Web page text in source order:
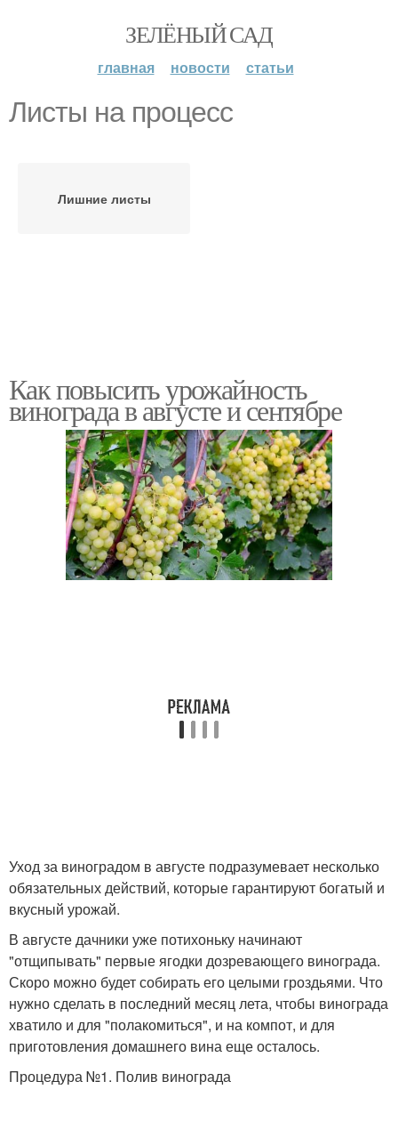
ЗЕЛЁНЫЙ САД
главная новости статьи
Листы на процесс
Лишние листы
Как повысить урожайность
винограда в августе и сентябре
Уход за виноградом в августе подразумевает несколько
обязательных действий, которые гарантируют богатый и
вкусный урожай.
В августе дачники уже потихоньку начинают
"отщипывать" первые ягодки дозревающего винограда.
Скоро можно будет собирать его целыми гроздьями. Что
нужно сделать в последний месяц лета, чтобы винограда
хватило и для "полакомиться", и на компот, и для
приготовления домашнего вина еще осталось.
Процедура №1. Полив винограда